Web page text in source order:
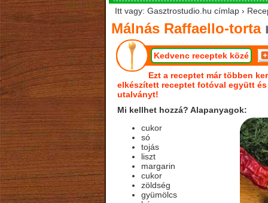
Itt vagy: Gasztrostudio.hu címlap ›
Málnás Raffaello-torta
Kedvenc receptek közé
Ezt a receptet már többen
elkészített receptet fotóval együtt
utalványt!
Mi kellhet hozzá? Alapanyagok:
cukor
só
tojás
liszt
margarin
cukor
zöldség
gyümölcs